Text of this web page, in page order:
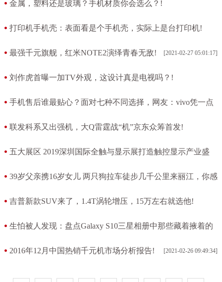
金属，塑料还是玻璃？手机材质你会选么？!
打印机手机壳：表面看是个手机壳，实际上是台打印机!
最强千元旗舰，红米NOTE2演绎青春无敌! [2021-02-27 05:01:17]
刘作虎首曝一加TV外观，这设计真是电视吗？!
手机售后谁最贴心？面对七种不同选择，网友：vivo凭一点
[2021-02-26 15:11:59]
联发科系又出强机，大Q雷霆战“机”京东众筹首发!
五大展区 2019深圳国际全触与显示展打造触控显示产业盛
[2021-02-26 13:23:15]
39岁父亲携16岁女儿 两只狗拉车徒步几千公里来丽江，你感
[2021-02-26 12:40:09]
吉普新款SUV来了，1.4T涡轮增压，15万左右就选他!
生怕被人发现：盘点Galaxy S10三星相册中那些藏着掖着的
[2021-02-26 11:57:59]
2016年12月中国热销千元机市场分析报告! [2021-02-26 09:49:34]